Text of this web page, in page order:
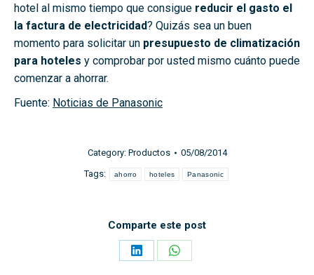
hotel al mismo tiempo que consigue reducir el gasto el
la factura de electricidad? Quizás sea un buen
momento para solicitar un presupuesto de climatización
para hoteles y comprobar por usted mismo cuánto puede
comenzar a ahorrar.
Fuente: Noticias de Panasonic
Category: Productos 05/08/2014
Tags: ahorro hoteles Panasonic
Comparte este post
Share
Share